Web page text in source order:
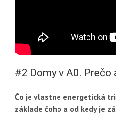
#2 Domy v A0. Prečo
Čo je vlastne energetická
základe čoho a od kedy je